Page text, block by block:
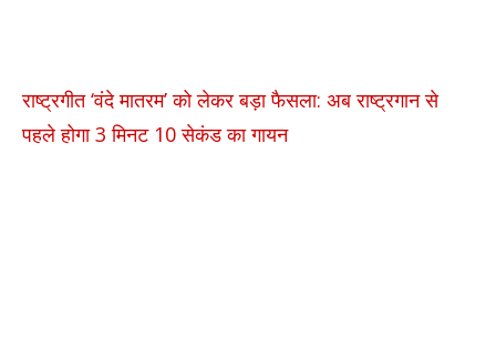
राष्ट्रगीत ‘वंदे मातरम’ को लेकर बड़ा फैसला: अब राष्ट्रगान से
पहले होगा 3 मिनट 10 सेकंड का गायन